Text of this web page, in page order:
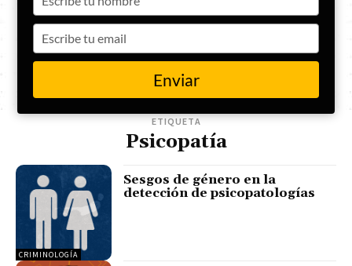
ETIQUETA
Psicopatía
CRIMINOLOGÍA
Sesgos de género en la
detección de psicopatologías
your
name
your
email
Enviar